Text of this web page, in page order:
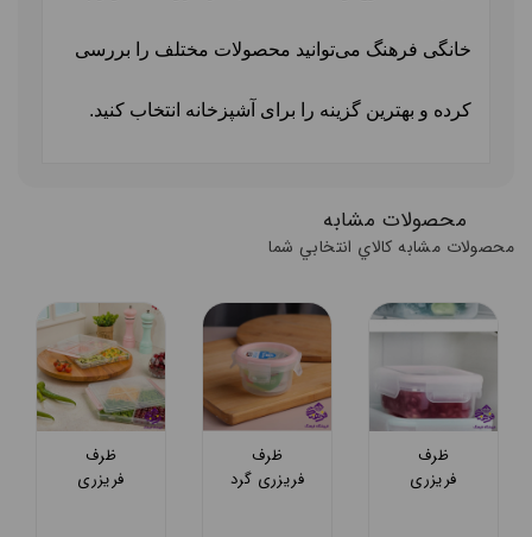
خانگی فرهنگ می‌توانید محصولات مختلف را بررسی
کرده و بهترین گزینه را برای آشپزخانه انتخاب کنید.
محصولات مشابه
محصولات مشابه کالاي انتخابي شما
ظرف
فریزری
ظرف
فریزری گرد
ظرف
فریزری